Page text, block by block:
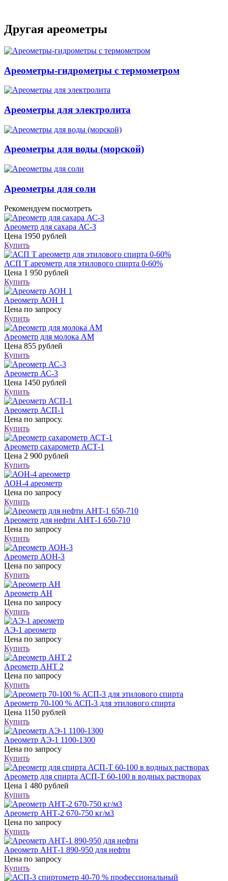
Другая ареометры
Ареометры-гидрометры с термометром
Ареометры для электролита
Ареометры для воды (морской)
Ареометры для соли
Рекомендуем посмотреть
Ареометр для сахара АС-3
Цена 1950 рублей
Купить
АСП Т ареометр для этилового спирта 0-60%
Цена 1 950 рублей
Купить
Ареометр АОН 1
Цена по запросу
Купить
Ареометр для молока АМ
Цена 855 рублей
Купить
Ареометр АС-3
Цена 1450 рублей
Купить
Ареометр АСП-1
Цена по запросу.
Купить
Ареометр сахарометр АСТ-1
Цена 2 900 рублей
Купить
АОН-4 ареометр
Цена по запросу
Купить
Ареометр для нефти АНТ-1 650-710
Цена по запросу
Купить
Ареометр АОН-3
Цена по запросу
Купить
Ареометр АН
Цена по запросу
Купить
АЭ-1 ареометр
Цена по запросу
Купить
Ареометр АНТ 2
Цена по запросу
Купить
Ареометр 70-100 % АСП-3 для этилового спирта
Цена 1150 рублей
Купить
Ареометр АЭ-1 1100-1300
Цена по запросу
Купить
Ареометр для спирта АСП-Т 60-100 в водных растворах
Цена 1 480 рублей
Купить
Ареометр АНТ-2 670-750 кг/м3
Цена по запросу
Купить
Ареометр АНТ-1 890-950 для нефти
Цена по запросу
Купить